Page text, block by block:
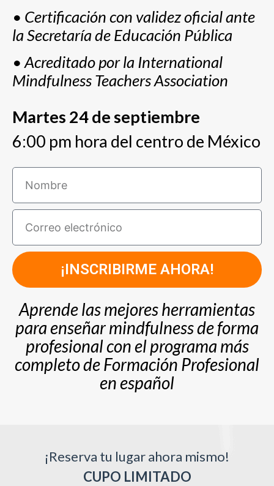
• Certificación con validez oficial ante
laSecretaría de Educación Pública
• Acreditado por la International
Mindfulness Teachers Association
Martes 24 de septiembre
6:00 pm hora del centro de México
¡INSCRIBIRME AHORA!
Aprende las mejores herramientas
para enseñar mindfulness de forma
profesional con el programa más
completo de Formación Profesional
en español
¡Reserva tu lugar ahora mismo!
CUPO LIMITADO